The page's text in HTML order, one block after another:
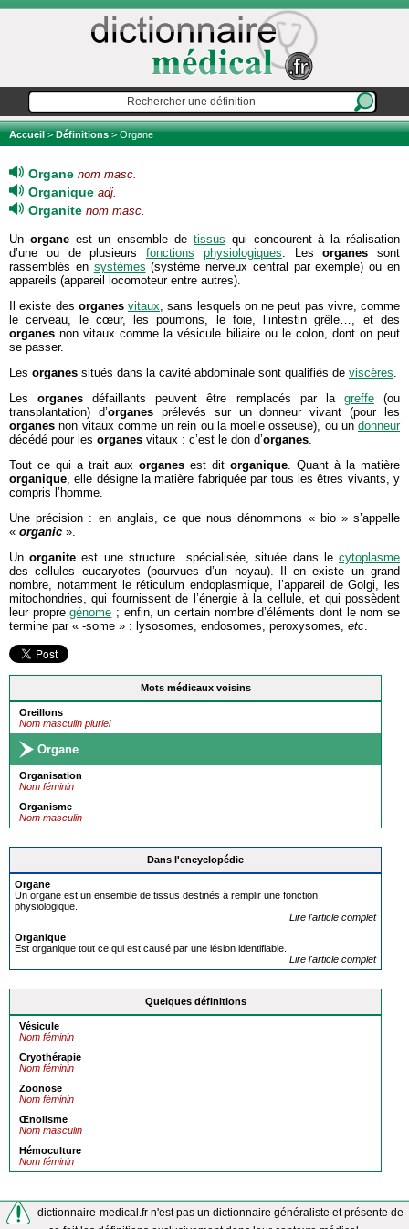
Accueil>Définitions> Organe
Mots médicaux voisins
Oreillons
Nom masculin pluriel
Organe
Organisation
Nom féminin
Organisme
Nom masculin
Dans l'encyclopédie
Organe
Un organe est un ensemble de tissus destinés à remplir une fonction
physiologique.
Lire l'article complet
Organique
Est organique tout ce qui est causé par une lésion identifiable.
Lire l'article complet
Quelques définitions
Vésicule
Nom féminin
Cryothérapie
Nom féminin
Zoonose
Nom féminin
Œnolisme
Nom masculin
Hémoculture
Nom féminin
Organe nom masc.
Organique adj.
Organite nom masc.
Un organeest un ensemble de tissus qui concourent à la réalisation
d’une ou de plusieurs fonctions physiologiques. Lesorganes sont
rassemblés en systèmes (système nerveux central par exemple) ou en
appareils (appareil locomoteur entre autres).
Il existe des organes vitaux, sans lesquels on ne peut pas vivre, comme
le cerveau, le cœur, les poumons, le foie, l’intestin grêle…, et des
organes non vitaux comme la vésicule biliaire ou le colon, dont on peut
se passer.
Les organes situés dans la cavité abdominale sont qualifiés de viscères.
Lesorganes défaillants peuvent être remplacés par la greffe(ou
transplantation) d’organesprélevés sur un donneur vivant (pour les
organes non vitaux comme un rein ou la moelle osseuse), ou un donneur
décédé pour les organes vitaux : c’est le don d’organes.
Tout ce qui a trait aux organes est dit organique. Quant à la matière
organique, elle désigne la matière fabriquée par tous les êtres vivants, y
compris l’homme.
Une précision : en anglais, ce que nous dénommons « bio » s’appelle
« organic ».
Unorganite est une structure spécialisée, située dans lecytoplasme
des cellules eucaryotes (pourvues d’un noyau). Il en existe un grand
nombre, notamment le réticulum endoplasmique, l’appareil de Golgi, les
mitochondries, qui fournissent de l’énergie à la cellule, et qui possèdent
leur propregénome ; enfin, un certain nombre d’éléments dont le nom se
termine par « -some » : lysosomes, endosomes, peroxysomes, etc.
dictionnaire-medical.fr n'est pas un dictionnaire généraliste et présente de